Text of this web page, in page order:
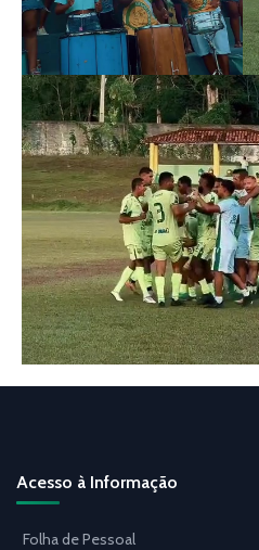
Acesso à Informação
Folha de Pessoal